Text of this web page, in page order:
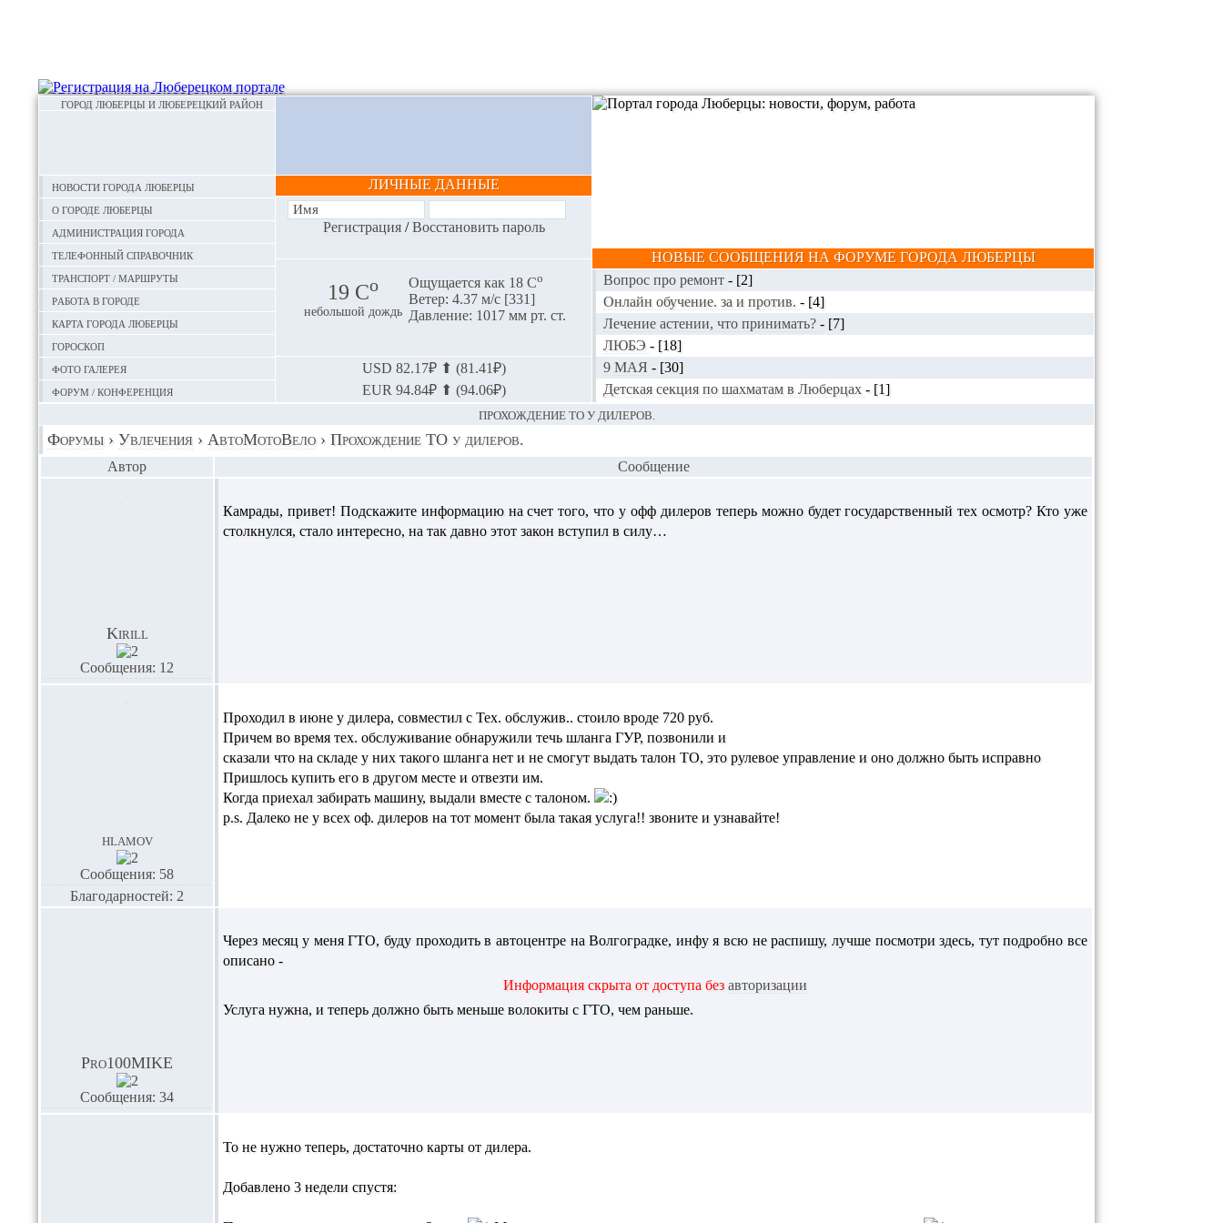
ГОРОД ЛЮБЕРЦЫ И ЛЮБЕРЕЦКИЙ РАЙОН
Новости города Люберцы
О городе Люберцы
Администрация города
Телефонный справочник
Транспорт / маршруты
Работа в городе
Карта города Люберцы
Гороскоп
Фото галерея
Форум / конференция
ЛИЧНЫЕ ДАННЫЕ
Регистрация/Восстановить пароль
19 Сo
небольшой дождь
Ощущается как 18 Сo
Ветер: 4.37 м/с [331]
Давление: 1017 мм рт. ст.
USD 82.17₽ ⬆ (81.41₽)
EUR 94.84₽ ⬆ (94.06₽)
НОВЫЕ СООБЩЕНИЯ НА ФОРУМЕ ГОРОДА ЛЮБЕРЦЫ
Вопрос про ремонт - [2]
Онлайн обучение. за и против. - [4]
Лечение астении, что принимать? - [7]
ЛЮБЭ - [18]
9 МАЯ - [30]
Детская секция по шахматам в Люберцах - [1]
ПРОХОЖДЕНИЕ ТО У ДИЛЕРОВ.
Форумы › Увлечения › АвтоМотоВело › Прохождение ТО у дилеров.
Автор Сообщение
Kirill
Сообщения: 12
Камрады, привет! Подскажите информацию на счет того, что у офф дилеров теперь можно будет государственный тех осмотр? Кто уже
столкнулся, стало интересно, на так давно этот закон вступил в силу…
hlamov
Сообщения: 58
Благодарностей: 2
Проходил в июне у дилера, совместил с Тех. обслужив.. стоило вроде 720 руб.
Причем во время тех. обслуживание обнаружили течь шланга ГУР, позвонили и
сказали что на складе у них такого шланга нет и не смогут выдать талон ТО, это рулевое управление и оно должно быть исправно
Пришлось купить его в другом месте и отвезти им.
Когда приехал забирать машину, выдали вместе с талоном.
p.s. Далеко не у всех оф. дилеров на тот момент была такая услуга!! звоните и узнавайте!
Pro100MIKE
Сообщения: 34
Через месяц у меня ГТО, буду проходить в автоцентре на Волгоградке, инфу я всю не распишу, лучше посмотри здесь, тут подробно все
описано -
Информация скрыта от доступа без авторизации
Услуга нужна, и теперь должно быть меньше волокиты с ГТО, чем раньше.
То не нужно теперь, достаточно карты от дилера.
Добавлено 3 недели спустя: